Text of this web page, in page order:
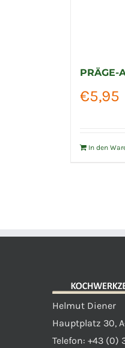
PRÄGE-
€5,95
In den
Helmut Diener
Hauptplatz 30,
Telefon: +43 (0)